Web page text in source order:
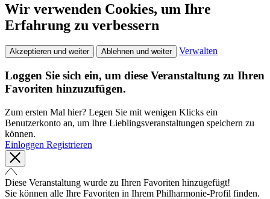
Wir verwenden Cookies, um Ihre
Erfahrung zu verbessern
Akzeptieren und weiter Ablehnen und weiter Verwalten
Loggen Sie sich ein, um diese Veranstaltung zu Ihren
Favoriten hinzuzufügen.
Zum ersten Mal hier? Legen Sie mit wenigen Klicks ein
Benutzerkonto an, um Ihre Lieblingsveranstaltungen speichern zu
können.
Einloggen Registrieren
Diese Veranstaltung wurde zu Ihren Favoriten hinzugefügt!
Sie können alle Ihre Favoriten in Ihrem Philharmonie-Profil finden.